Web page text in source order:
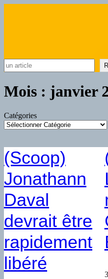
Mois : janvier
Catégories
(Scoop)
Jonathann
Daval
devrait être
rapidement
libéré